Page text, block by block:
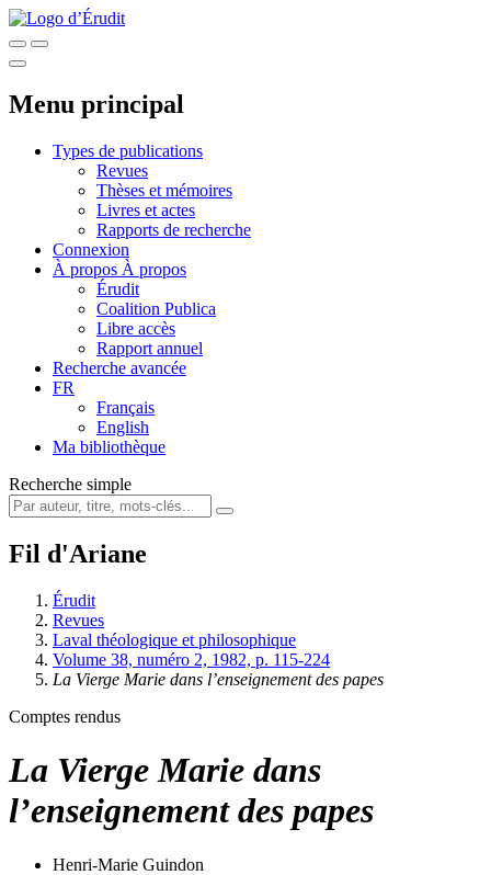
Menu principal
Types de publications
Revues
Thèses et mémoires
Livres et actes
Rapports de recherche
Connexion
À propos À propos
Érudit
Coalition Publica
Libre accès
Rapport annuel
Recherche avancée
FR
Français
English
Ma bibliothèque
Recherche simple
Fil d'Ariane
Érudit
Revues
Laval théologique et philosophique
Volume 38, numéro 2, 1982, p. 115-224
La Vierge Marie dans l’enseignement des papes
Comptes rendus
La Vierge Marie dans
l’enseignement des papes
Henri-Marie Guindon